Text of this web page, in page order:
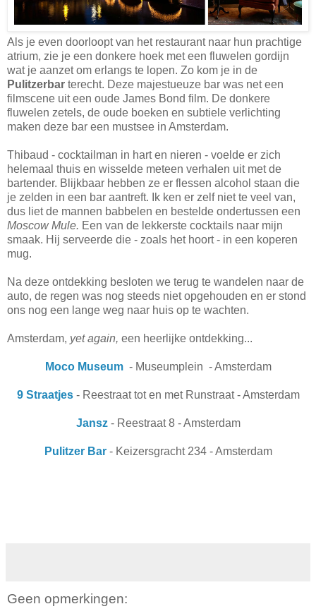
Als je even doorloopt van het restaurant naar hun prachtige
atrium, zie je een donkere hoek met een fluwelen gordijn
wat je aanzet om erlangs te lopen. Zo kom je in de
Pulitzerbar terecht. Deze majestueuze bar was net een
filmscene uit een oude James Bond film. De donkere
fluwelen zetels, de oude boeken en subtiele verlichting
maken deze bar een mustsee in Amsterdam.
Thibaud - cocktailman in hart en nieren - voelde er zich
helemaal thuis en wisselde meteen verhalen uit met de
bartender. Blijkbaar hebben ze er flessen alcohol staan die
je zelden in een bar aantreft. Ik ken er zelf niet te veel van,
dus liet de mannen babbelen en bestelde ondertussen een
Moscow Mule. Een van de lekkerste cocktails naar mijn
smaak. Hij serveerde die - zoals het hoort - in een koperen
mug.
Na deze ontdekking besloten we terug te wandelen naar de
auto, de regen was nog steeds niet opgehouden en er stond
ons nog een lange weg naar huis op te wachten.
Amsterdam, yet again, een heerlijke ontdekking...
Moco Museum - Museumplein - Amsterdam
9 Straatjes - Reestraat tot en met Runstraat - Amsterdam
Jansz - Reestraat 8 - Amsterdam
Pulitzer Bar - Keizersgracht 234 - Amsterdam
Geen opmerkingen: